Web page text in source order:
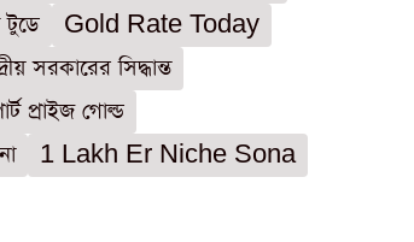
টুডে
Gold Rate Today
সরকারের সিদ্ধান্ত
প্রাইজ গোল্ড
1 Lakh Er Niche Sona